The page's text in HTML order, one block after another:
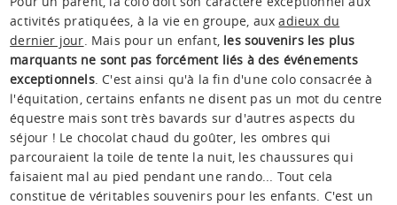
activités pratiquées, à la vie en groupe, auxadieux du
dernier jour . Mais pour un enfant, les souvenirs les plus
marquants ne sont pas forcément liés à des événements
exceptionnels. C'est ainsi qu'à la fin d'une colo consacrée à
l'équitation, certains enfants ne disent pas un mot du centre
équestre mais sont très bavards sur d'autres aspects du
séjour ! Le chocolat chaud du goûter, les ombres qui
parcouraient la toile de tente la nuit, les chaussures qui
faisaient mal au pied pendant une rando... Tout cela
constitue de véritables souvenirs pour les enfants. C'est un